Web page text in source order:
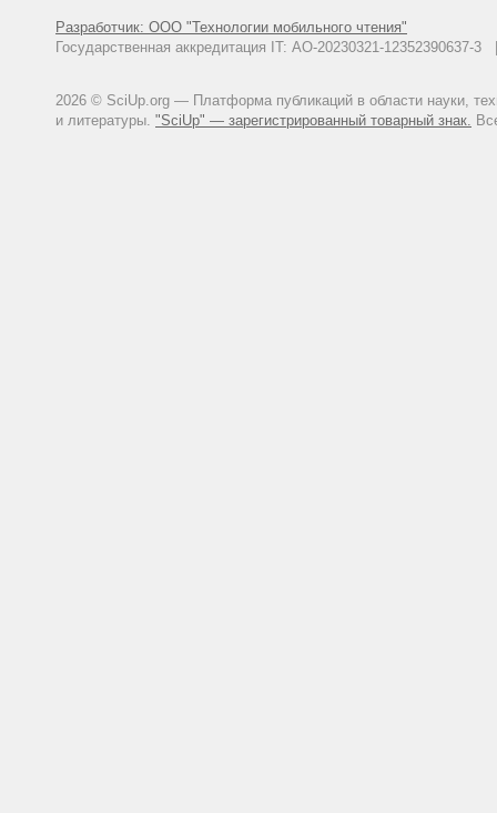
Разработчик: ООО "Технологии мобильного чтения"
Государственная аккредитация IT: АО-20230321-
2026 © SciUp.org — Платформа публикаций в области науки,
и литературы. "SciUp" — зарегистрированный товарный знак.